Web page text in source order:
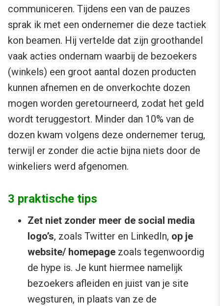
communiceren. Tijdens een van de pauzes
sprak ik met een ondernemer die deze tactiek
kon beamen. Hij vertelde dat zijn groothandel
vaak acties ondernam waarbij de bezoekers
(winkels) een groot aantal dozen producten
kunnen afnemen en de onverkochte dozen
mogen worden geretourneerd, zodat het geld
wordt teruggestort. Minder dan 10% van de
dozen kwam volgens deze ondernemer terug,
terwijl er zonder die actie bijna niets door de
winkeliers werd afgenomen.
3 praktische tips
Zet niet zonder meer de social media
logo’s, zoals Twitter en LinkedIn, op je
website/ homepage zoals tegenwoordig
de hype is. Je kunt hiermee namelijk
bezoekers afleiden en juist van je site
wegsturen, in plaats van ze de